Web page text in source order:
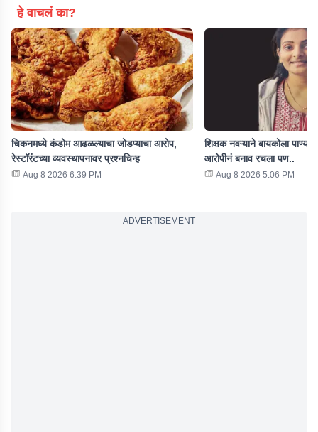
हे वाचलं का?
चिकनमध्ये कंडोम आढळल्याचा जोडप्याचा आरोप,
रेस्टॉरंटच्या व्यवस्थापनावर प्रश्नचिन्ह
Aug 8 2026 6:39 PM
शिक्षक नवऱ्याने बायकोला
आरोपीनं बनाव रचला पण..
Aug 8 2026 5:06 PM
ADVERTISEMENT